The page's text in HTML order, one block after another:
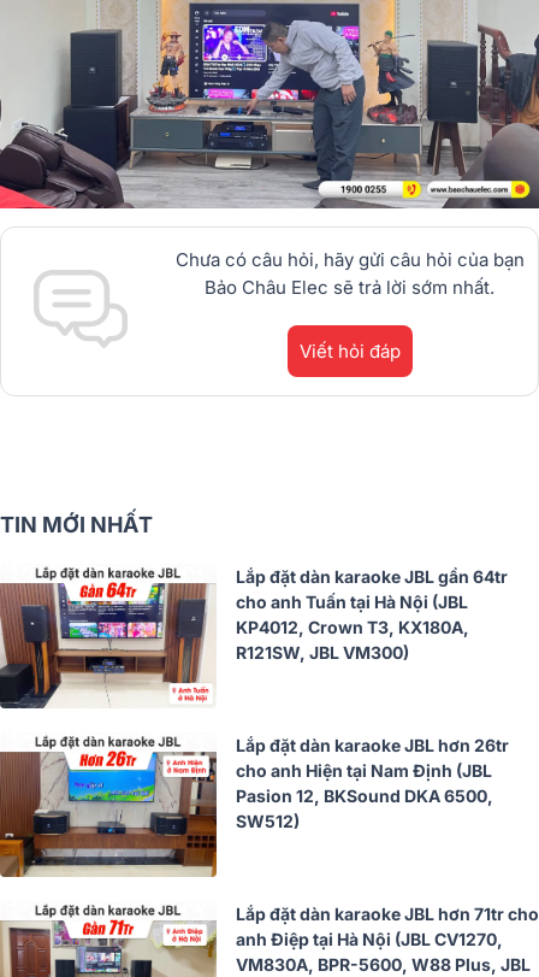
Chưa có câu hỏi, hãy gửi câu hỏi của bạn
Bảo Châu Elec sẽ trả lời sớm nhất.
Viết hỏi đáp
TIN MỚI NHẤT
Lắp đặt dàn karaoke JBL gần 64tr
cho anh Tuấn tại Hà Nội (JBL
KP4012, Crown T3, KX180A,
R121SW, JBL VM300)
Lắp đặt dàn karaoke JBL hơn 26tr
cho anh Hiện tại Nam Định (JBL
Pasion 12, BKSound DKA 6500,
SW512)
Lắp đặt dàn karaoke JBL hơn 71tr cho
anh Điệp tại Hà Nội (JBL CV1270,
VM830A, BPR-5600, W88 Plus, JBL